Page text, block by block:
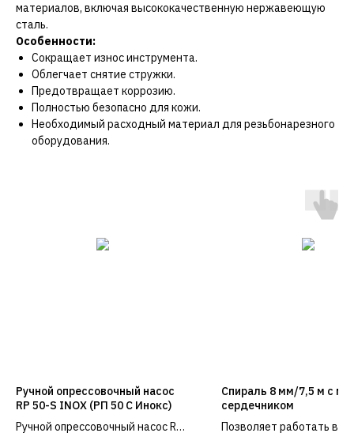
материалов, включая высококачественную нержавеющую
сталь.
Особенности:
Сокращает износ инструмента.
Облегчает снятие стружки.
Предотвращает коррозию.
Полностью безопасно для кожи.
Необходимый расходный материал для резьбонарезного
оборудования.
Ручной опрессовочный насос
RP 50-S INOX (РП 50 С Инокс)
Ручной опрессовочный насос RP
Спираль 8 мм/7,5 м с
сердечником
Позволяет работать в